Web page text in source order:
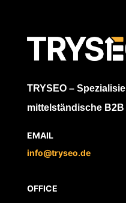
TRYSEO –
mittelständische
EMAIL
info@tryseo.de
OFFICE